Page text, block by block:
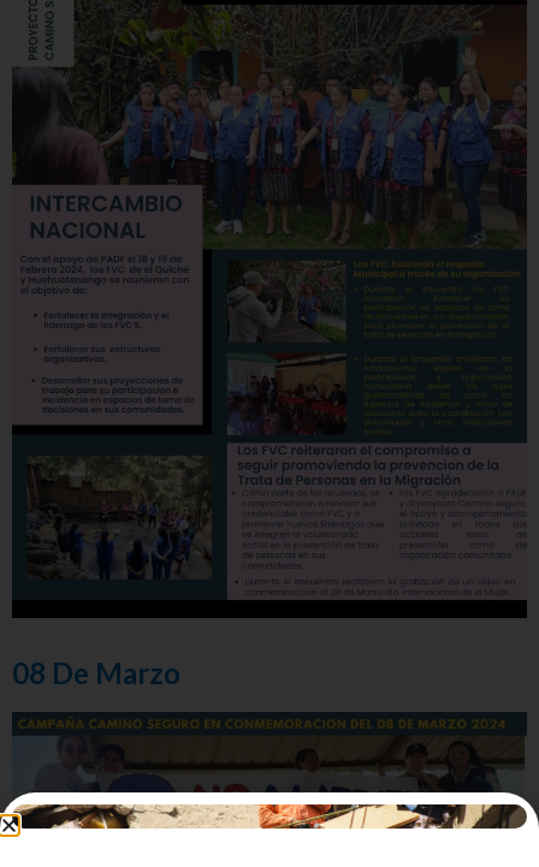
08 De Marzo